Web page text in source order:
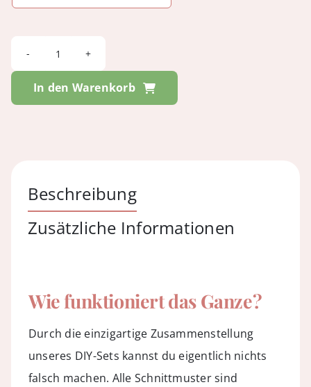
Flair
-
Menge
In den Warenkorb
Beschreibung
Zusätzliche Informationen
Wie funktioniert das Ganze?
Durch die einzigartige Zusammenstellung
unseres DIY-Sets kannst du eigentlich nichts
falsch machen. Alle Schnittmuster sind